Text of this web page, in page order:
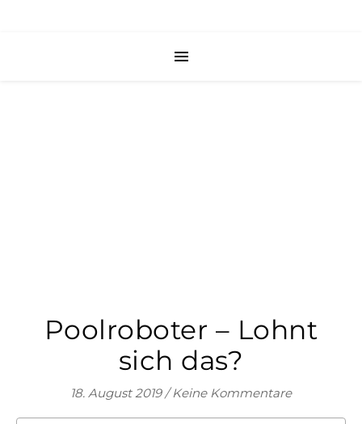
Poolroboter – Lohnt
sich das?
18. August 2019 / Keine Kommentare